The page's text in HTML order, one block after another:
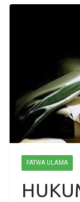
FATWA ULAMA